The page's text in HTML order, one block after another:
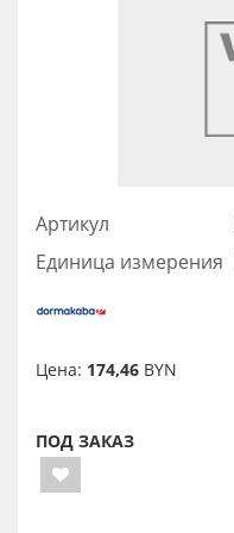
Артикул
Единица измерения
Цена: 174,46 BYN
ПОД ЗАКАЗ